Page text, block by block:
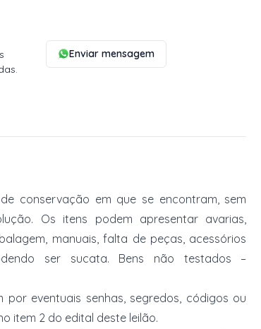
Enviar mensagem
conservação em que se encontram, sem
Os itens podem apresentar avarias,
manuais, falta de peças, acessórios
ser sucata. Bens não testados –
eventuais senhas, segredos, códigos ou
item 2 do edital deste leilão.